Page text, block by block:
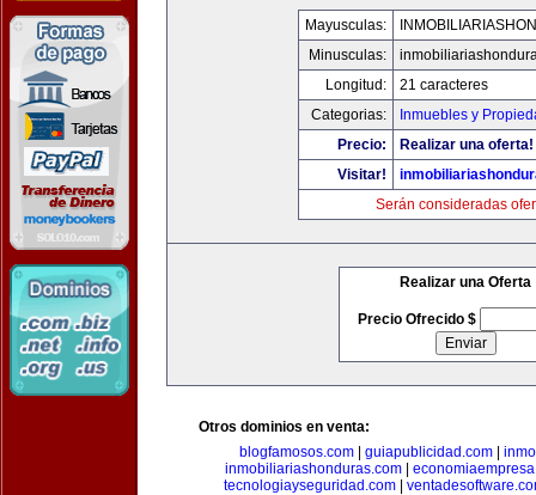
Mayusculas:
Minusculas:
Longitud:
21 caracteres
Categorias:
Inmuebles y
Precio:
Realizar una oferta!
Visitar!
Serán consideradas
Realizar una Oferta
Precio Ofrecido $
Otros dominios en venta:
blogfamosos.com
guiapublicidad.com
inmobiliariashonduras.com
tecnologiayseguridad.com|